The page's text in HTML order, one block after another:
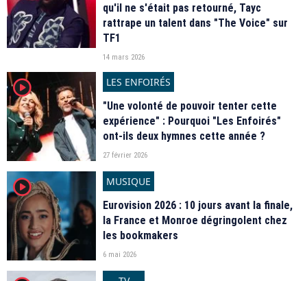
qu'il ne s'était pas retourné, Tayc
rattrape un talent dans "The Voice" sur
TF1
14 mars 2026
player2
LES ENFOIRÉS
"Une volonté de pouvoir tenter cette
expérience" : Pourquoi "Les Enfoirés"
ont-ils deux hymnes cette année ?
27 février 2026
player2
MUSIQUE
Eurovision 2026 : 10 jours avant la finale,
la France et Monroe dégringolent chez
les bookmakers
6 mai 2026